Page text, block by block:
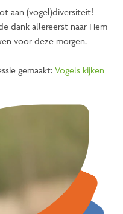
aan (vogel)diversiteit!
dank allereerst naar Hem
voor deze morgen.
gemaakt: Vogels kijken